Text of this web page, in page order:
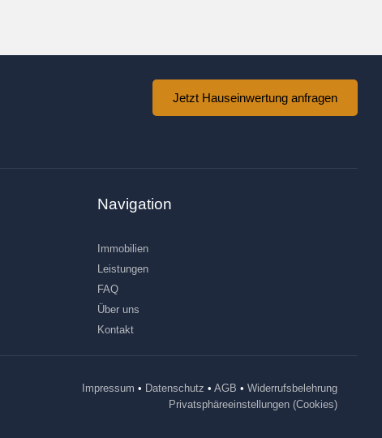
Jetzt Hauseinwertung anfragen
Navigation
Immobilien
Leistungen
FAQ
Über uns
Kontakt
Impressum • Datenschutz • AGB • Widerrufsbelehrung
Privatsphäreeinstellungen (Cookies)